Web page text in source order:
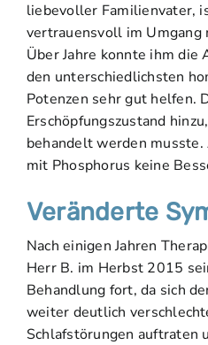
liebevoller Familienvater,
vertrauensvoll im
Über Jahre konnte ihm die
den unterschiedlichsten
Potenzen sehr gut helfen.
Erschöpfungszustand
behandelt werden
mit Phosphorus keine
Veränderte
Nach einigen Jahren
Herr B. im Herbst 2015
Behandlung fort, da sich
weiter deutlich
Schlafstörungen auftraten